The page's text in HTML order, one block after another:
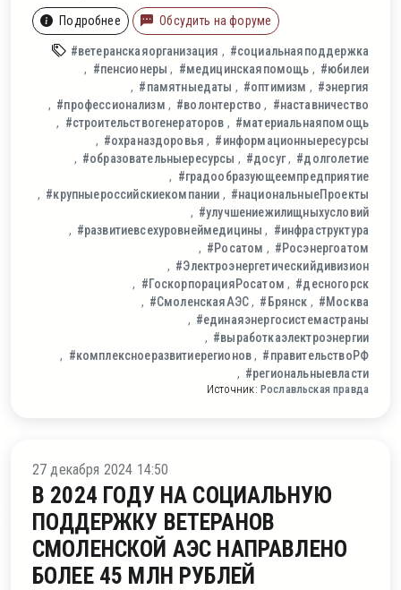
Подробнее Обсудить на форуме
#ветеранскаяорганизация
#социальнаяподдержка
#пенсионеры
#медицинскаяпомощь
#юбилеи
#памятныедаты
#оптимизм
#энергия
#профессионализм
#волонтерство
#наставничество
#строительствогенераторов
#материальнаяпомощь
#охраназдоровья
#информационныересурсы
#образовательныересурсы
#досуг
#долголетие
#градообразующеемпредприятие
#крупныероссийскиекомпании
#национальныеПроекты
#улучшениежилищныхусловий
#развитиевсехуровнеймедицины
#инфраструктура
#Росатом
#Росэнергоатом
#Электроэнергетическийдивизион
#ГоскорпорацияРосатом
#десногорск
#СмоленскаяАЭС
#Брянск
#Москва
#единаяэнергосистемастраны
#выработкаэлектроэнергии
#комплексноеразвитиерегионов
#правительствоРФ
#региональныевласти
Источник: Рославльская правда
27 декабря 2024 14:50
В 2024 ГОДУ НА СОЦИАЛЬНУЮ
ПОДДЕРЖКУ ВЕТЕРАНОВ
СМОЛЕНСКОЙ АЭС НАПРАВЛЕНО
БОЛЕЕ 45 МЛН РУБЛЕЙ